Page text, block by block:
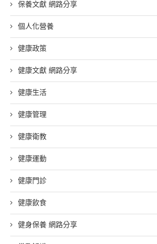
保養文獻 網路分享
個人化營養
健康政策
健康文獻 網路分享
健康生活
健康管理
健康衛教
健康運動
健康門診
健康飲食
健身保養 網路分享